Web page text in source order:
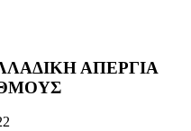
ΑΠΕΡΓΙΑ